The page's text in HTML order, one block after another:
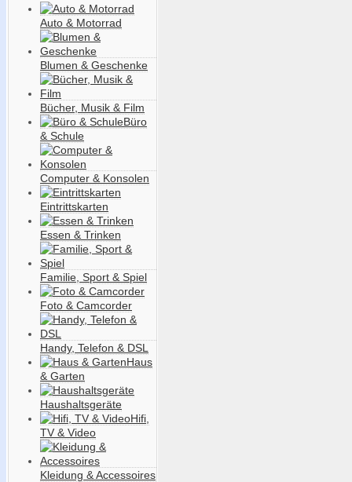
Auto & Motorrad
Blumen & Geschenke
Bücher, Musik & Film
Büro
& Schule
Computer & Konsolen
Eintrittskarten
Essen & Trinken
Familie, Sport & Spiel
Foto & Camcorder
Handy, Telefon & DSL
Haus
& Garten
Haushaltsgeräte
Hifi,
TV & Video
Kleidung & Accessoires